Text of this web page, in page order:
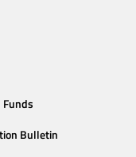
Funds
Bulletin